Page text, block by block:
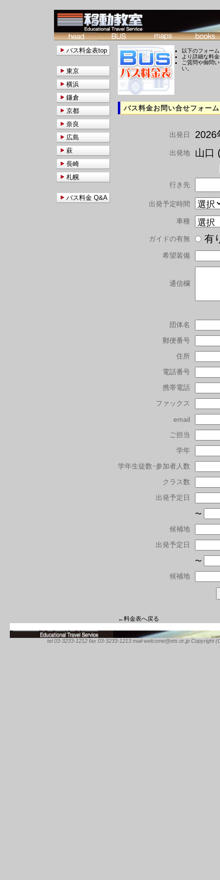
以下のフォー
より詳細な料
ご質問や御問
い。
バス料金お問い合せフォーム
出発日 2026
出発地 山口
行き先
出発予定時間
車種
ガイドの有無
希望装備
通信欄
団体名
郵便番号
住所
電話番号
携帯電話
ファックス
email
ご担当
学年
学年生徒数･参加者人数
クラス数
出発予定日
〜
候補地
出発予定日
〜
候補地
←料金表へ戻る
バス料金表top
東京
横浜
鎌倉
京都
奈良
広島
萩
長崎
札幌
バス料金 Q&A
tel 03-3233-1212 fax 03-3233-1213 mail-welcome@ets.or.jp Copyright